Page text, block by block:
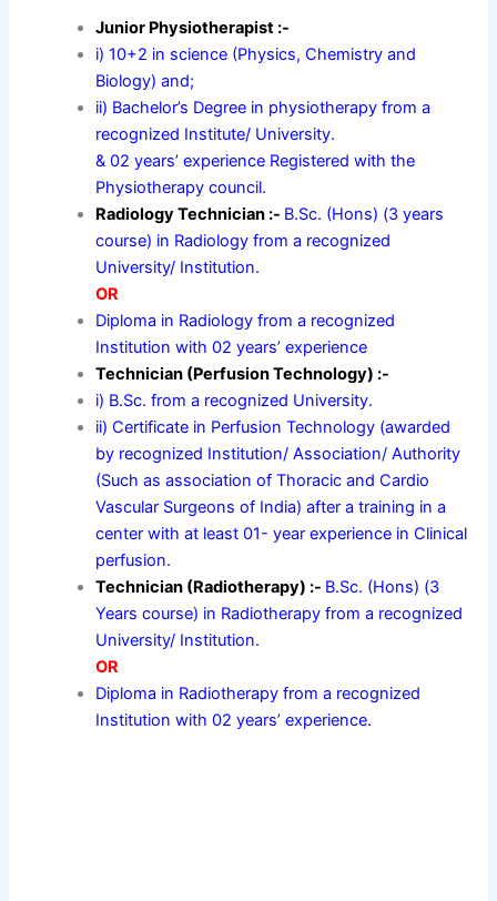
Junior Physiotherapist :-
i) 10+2 in science (Physics, Chemistry and
Biology) and;
ii) Bachelor’s Degree in physiotherapy from a
recognized Institute/ University.
& 02 years’ experience Registered with the
Physiotherapy council.
Radiology Technician :- B.Sc. (Hons) (3 years
course) in Radiology from a recognized
University/ Institution.
OR
Diploma in Radiology from a recognized
Institution with 02 years’ experience
Technician (Perfusion Technology) :-
i) B.Sc. from a recognized University.
ii) Certificate in Perfusion Technology (awarded
by recognized Institution/ Association/ Authority
(Such as association of Thoracic and Cardio
Vascular Surgeons of India) after a training in a
center with at least 01- year experience in Clinical
perfusion.
Technician (Radiotherapy) :- B.Sc. (Hons) (3
Years course) in Radiotherapy from a recognized
University/ Institution.
OR
Diploma in Radiotherapy from a recognized
Institution with 02 years’ experience.